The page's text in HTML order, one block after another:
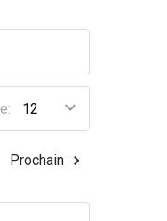
Prochain